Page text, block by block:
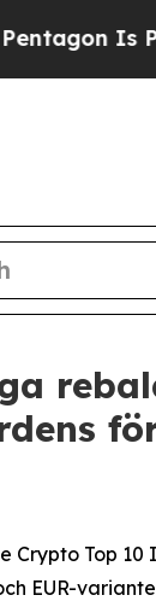
Is Posting
Top 10
EUR-